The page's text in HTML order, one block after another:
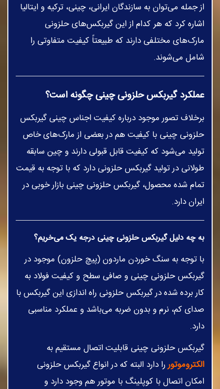
از جمله می‌توان به سازندگان ایرانی، چینی، ترکیه و ایتالیا
اشاره کرد که هر کدام از این گیربکس‌های حلزونی
مارک‌های مختلفی دارند که طبیعتاً کیفیت متفاوتی را
شامل می‌شوند.
عملکرد گیربکس حلزونی چینی چگونه است؟
برخلاف تصور موجود درباره کیفیت اجناس چینی گیربکس
حلزونی چینی با کیفیت هم در بعضی از مارک‌های خاص
تولید می‌شود که کیفیت قابل قبولی دارند و چین سابقه
طولانی در تولید گیربکس حلزونی دارد که با توجه به قیمت
تمام شده محصول، گیربکس حلزونی چینی بازار خوبی در
ایران دارد.
به چه دلیل گیربکس حلزونی چینی درجه یک می‌خریم؟
با توجه به سنگ خوردن ماردون (پیچ حلزون) موجود در
گیربکس حلزونی چینی و صافی سطح و کیفیت فولاد به
کار برده شده در گیربکس حلزونی راه اندازی این گیربکس با
صدای کم، نرم و بدون ضربه می‌باشد و عملکرد مناسبی
دارد.
گیربکس حلزونی چینی قابلیت اتصال مستقیم به
الکتروموتوررا دارد البته که در انواع گیربکس حلزونی
امکان اتصال با کوپلینگ با موتور هم وجود دارد و